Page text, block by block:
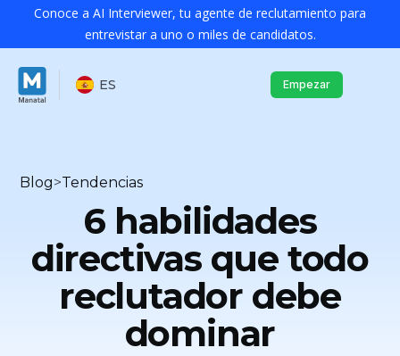
Conoce a AI Interviewer, tu agente de reclutamiento para
entrevistar a uno o miles de candidatos.
ES Empezar
Blog>Tendencias
6 habilidades
directivas que todo
reclutador debe
dominar